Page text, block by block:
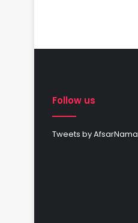
Follow us
Tweets by AfsarNama